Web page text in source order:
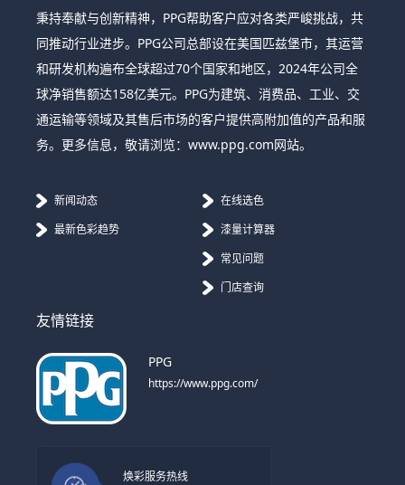
秉持奉献与创新精神，PPG帮助客户应对各类严峻挑战，共
同推动行业进步。PPG公司总部设在美国匹兹堡市，其运营
和研发机构遍布全球超过70个国家和地区，2024年公司全
球净销售额达158亿美元。PPG为建筑、消费品、工业、交
通运输等领域及其售后市场的客户提供高附加值的产品和服
务。更多信息，敬请浏览：www.ppg.com网站。
新闻动态
最新色彩趋势
在线选色
漆量计算器
常见问题
门店查询
友情链接
PPG
https://www.ppg.com/
焕彩服务热线